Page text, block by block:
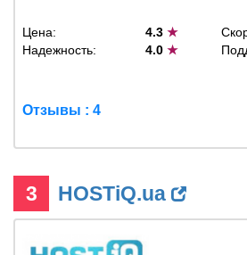
Цена: 4.3★
Надежность:
4.0★
Отзывы : 4
3 HOSTiQ.ua